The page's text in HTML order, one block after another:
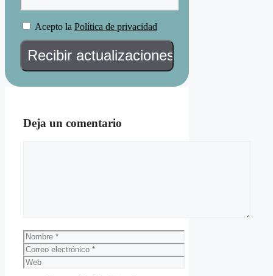
Acepto la Política de privacidad
Deja un comentario
Nombre
Correo
electrónico
Web